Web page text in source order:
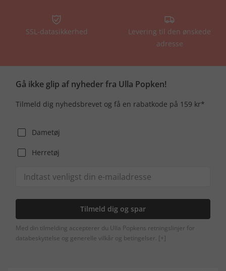
SSL-datasikkerhed
Levering til den ønskede
adresse
Gå ikke glip af nyheder fra Ulla Popken!
Tilmeld dig nyhedsbrevet og få en rabatkode på 159 kr*
Dametøj
Herretøj
Tilmeld dig og spar
Med din tilmelding accepterer du Ulla Popkens retningslinjer for
databeskyttelse og generelle vilkår og betingelser. [+]